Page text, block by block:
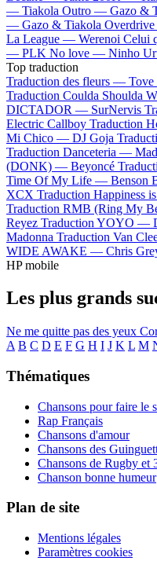
— Tiakola Outro — Gazo &
— Gazo & Tiakola
La League — Werenoi Celui
— PLK No love — Ninho
Top traduction
Traduction des fleurs —
Traduction Coulda Shoulda
DICTADOR — SurNervis
Electric Callboy Traduction
Mi Chico — DJ Goja
Traduction Danceteria —
(DONK) — Beyoncé
Time Of My Life — Benson
XCX Traduction Happiness
Traduction RMB (Ring My
Reyez Traduction YOYO —
Madonna Traduction Van
WIDE AWAKE — Chris
HP mobile
Les plus grands
Ne me quitte pas des yeux
A B C D E F G H I J K L M
Thématiques
Chansons pour faire le
Rap Français
Chansons d'amour
Chansons des
Chansons de Rugby et
Chanson bonne humeur
Plan de site
Mentions légales
Paramètres cookies